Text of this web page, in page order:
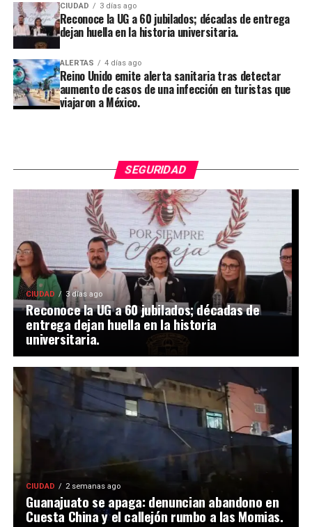
CIUDAD 3 días ago
Reconoce la UG a 60 jubilados; décadas de entrega
dejan huella en la historia universitaria.
ALERTAS 4 días ago
Reino Unido emite alerta sanitaria tras detectar
aumento de casos de una infección en turistas que
viajaron a México.
SEGURIDAD
CIUDAD 3 días ago
Reconoce la UG a 60 jubilados; décadas de
entrega dejan huella en la historia
universitaria.
CIUDAD 2 semanas ago
Guanajuato se apaga: denuncian abandono en
Cuesta China y el callejón rumbo a las Momias.